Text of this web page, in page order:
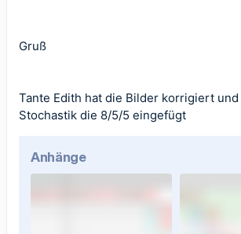
Gruß
Tante Edith hat die Bilder korrigiert
Stochastik die 8/5/5 eingefügt
Anhänge